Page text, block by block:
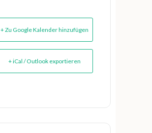
+ Zu Google Kalender hinzufügen
+ iCal / Outlook exportieren